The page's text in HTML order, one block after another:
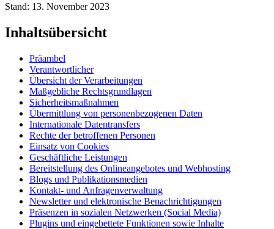
Stand: 13. November 2023
Inhaltsübersicht
Präambel
Verantwortlicher
Übersicht der Verarbeitungen
Maßgebliche Rechtsgrundlagen
Sicherheitsmaßnahmen
Übermittlung von personenbezogenen Daten
Internationale Datentransfers
Rechte der betroffenen Personen
Einsatz von Cookies
Geschäftliche Leistungen
Bereitstellung des Onlineangebotes und Webhosting
Blogs und Publikationsmedien
Kontakt- und Anfragenverwaltung
Newsletter und elektronische Benachrichtigungen
Präsenzen in sozialen Netzwerken (Social Media)
Plugins und eingebettete Funktionen sowie Inhalte